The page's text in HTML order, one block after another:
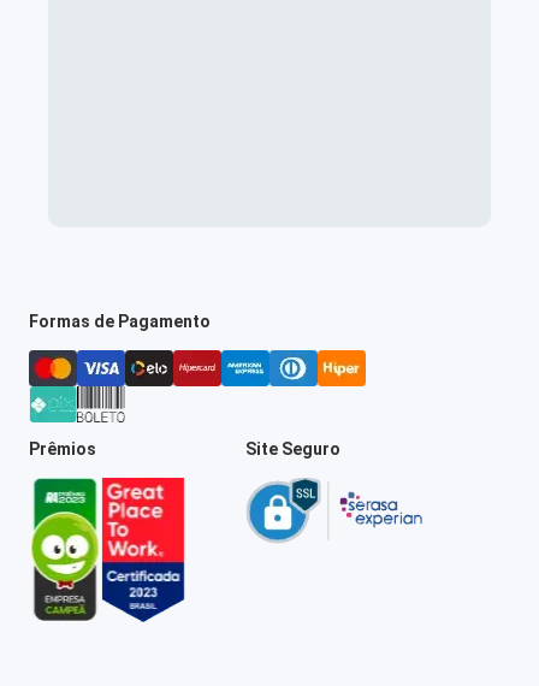
Formas de Pagamento
Prêmios Site Seguro